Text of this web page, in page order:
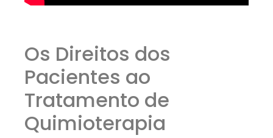
Os Direitos dos
Pacientes ao
Tratamento de
Quimioterapia